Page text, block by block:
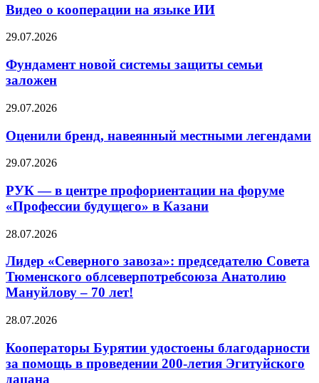
Видео о кооперации на языке ИИ
29.07.2026
Фундамент новой системы защиты семьи
заложен
29.07.2026
Оценили бренд, навеянный местными легендами
29.07.2026
РУК — в центре профориентации на форуме
«Профессии будущего» в Казани
28.07.2026
Лидер «Северного завоза»: председателю Совета
Тюменского облсеверпотребсоюза Анатолию
Мануйлову – 70 лет!
28.07.2026
Кооператоры Бурятии удостоены благодарности
за помощь в проведении 200-летия Эгитуйского
дацана